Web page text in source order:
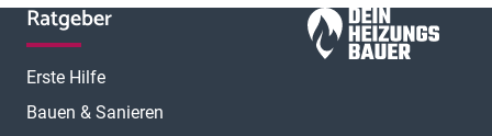
Ratgeber
Erste Hilfe
Bauen & Sanieren